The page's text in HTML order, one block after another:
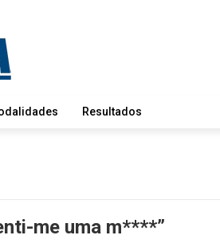
Resultados
me uma m****”